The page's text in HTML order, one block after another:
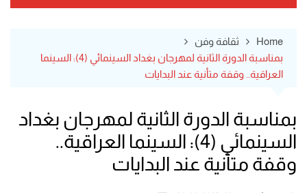
Home
ثقافة وفن
بمناسبة الدورة الثانية لمهرجان بغداد السينمائي (4): السينما
العراقية.. وقفة متأنية عند البدايات
بمناسبة الدورة الثانية لمهرجان بغداد
السينمائي (4): السينما العراقية..
وقفة متأنية عند البدايات